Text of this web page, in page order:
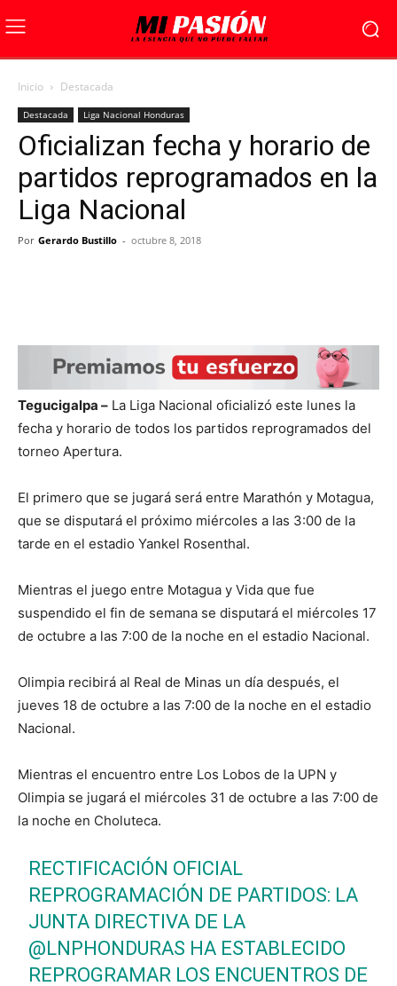
Inicio Destacada
Destacada Liga Nacional Honduras
Oficializan fecha y horario de
partidos reprogramados en la
Liga Nacional
Por Gerardo Bustillo - octubre 8, 2018
Tegucigalpa – La Liga Nacional oficializó este lunes la
fecha y horario de todos los partidos reprogramados del
torneo Apertura.
El primero que se jugará será entre Marathón y Motagua,
que se disputará el próximo miércoles a las 3:00 de la
tarde en el estadio Yankel Rosenthal.
Mientras el juego entre Motagua y Vida que fue
suspendido el fin de semana se disputará el miércoles 17
de octubre a las 7:00 de la noche en el estadio Nacional.
Olimpia recibirá al Real de Minas un día después, el
jueves 18 de octubre a las 7:00 de la noche en el estadio
Nacional.
Mientras el encuentro entre Los Lobos de la UPN y
Olimpia se jugará el miércoles 31 de octubre a las 7:00 de
la noche en Choluteca.
RECTIFICACIÓN OFICIAL
REPROGRAMACIÓN DE PARTIDOS: LA
JUNTA DIRECTIVA DE LA
@LNPHONDURAS HA ESTABLECIDO
REPROGRAMAR LOS ENCUENTROS DE